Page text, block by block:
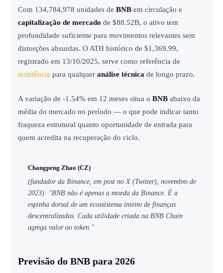
Com 134,784,978 unidades de BNB em circulação e
capitalização de mercado de $88.52B, o ativo tem
profundidade suficiente para movimentos relevantes sem
distorções absurdas. O ATH histórico de $1,369.99,
registrado em 13/10/2025, serve como referência de
resistência para qualquer análise técnica de longo prazo.
A variação de -1.54% em 12 meses situa o BNB abaixo da
média do mercado no período — o que pode indicar tanto
fraqueza estrutural quanto oportunidade de entrada para
quem acredita na recuperação do ciclo.
Changpeng Zhao (CZ)
(fundador da Binance, em post no X (Twitter), novembro de
2023): "BNB não é apenas a moeda da Binance. É a
espinha dorsal de um ecossistema inteiro de finanças
descentralizadas. Cada utilidade criada na BNB Chain
agrega valor ao token."
Previsão do BNB para 2026